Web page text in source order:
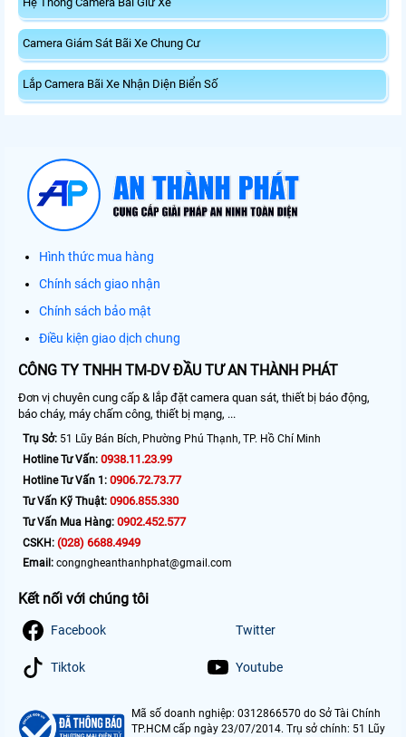
Camera Giám Sát Bãi Xe Chung Cư
Lắp Camera Bãi Xe Nhận Diện Biển Số
Hình thức mua hàng
Chính sách giao nhận
Chính sách bảo mật
Điều kiện giao dịch chung
CÔNG TY TNHH TM-DV ĐẦU TƯ AN THÀNH PHÁT
Đơn vị chuyên cung cấp & lắp đặt camera quan sát, thiết bị báo động,
báo cháy, máy chấm công, thiết bị mạng, ...
Trụ Sở: 51 Lũy Bán Bích, Phường Phú Thạnh, TP. Hồ Chí Minh
Hotline Tư Vấn: 0938.11.23.99
Hotline Tư Vấn 1: 0906.72.73.77
Tư Vấn Kỹ Thuật: 0906.855.330
Tư Vấn Mua Hàng: 0902.452.577
CSKH: (028) 6688.4949
Email: congngheanthanhphat@gmail.com
Kết nối với chúng tôi
Facebook Twitter
Tiktok Youtube
Mã số doanh nghiệp: 0312866570 do Sở Tài Chính
TP.HCM cấp ngày 23/07/2014. Trụ sở chính: 51 Lũy